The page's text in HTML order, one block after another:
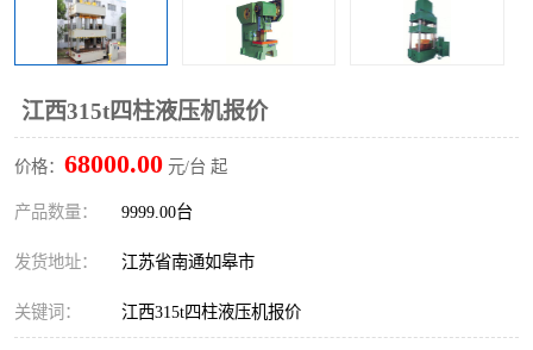
江西315t四柱液压机报价
价格： 68000.00 元/台 起
产品数量： 9999.00台
发货地址： 江苏省南通如皋市
关键词： 江西315t四柱液压机报价